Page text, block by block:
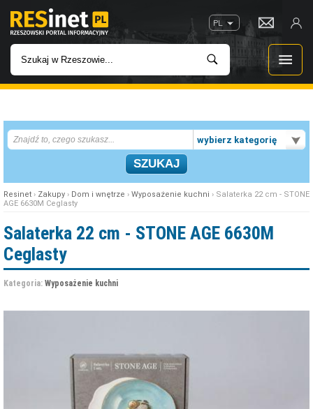
PL
INWESTYCJE
IMPREZY
W KINACH
W RZESZOWIE
wybierz kategorię
Resinet › Zakupy › Dom i wnętrze › Wyposażenie kuchni › Salaterka 22 cm - STONE
AGE 6630M Ceglasty
Salaterka 22 cm - STONE AGE 6630M
Ceglasty
Kategoria: Wyposażenie kuchni